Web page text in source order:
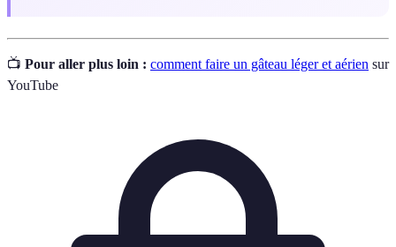
📺 Pour aller plus loin : comment faire un gâteau léger et aérien sur
YouTube